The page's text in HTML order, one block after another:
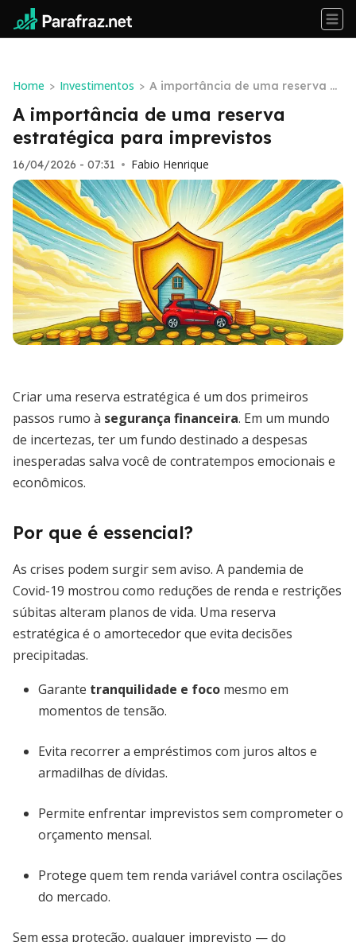
Home > Investimentos > A importância de uma reserva es
tratégica para imprevistos
A importância de uma reserva
estratégica para imprevistos
16/04/2026 - 07:31 • Fabio Henrique
Criar uma reserva estratégica é um dos primeiros
passos rumo à segurança financeira. Em um mundo
de incertezas, ter um fundo destinado a despesas
inesperadas salva você de contratempos emocionais e
econômicos.
Por que é essencial?
As crises podem surgir sem aviso. A pandemia de
Covid-19 mostrou como reduções de renda e restrições
súbitas alteram planos de vida. Uma reserva
estratégica é o amortecedor que evita decisões
precipitadas.
Garante tranquilidade e foco mesmo em
momentos de tensão.
Evita recorrer a empréstimos com juros altos e
armadilhas de dívidas.
Permite enfrentar imprevistos sem comprometer o
orçamento mensal.
Protege quem tem renda variável contra oscilações
do mercado.
Sem essa proteção, qualquer imprevisto — do